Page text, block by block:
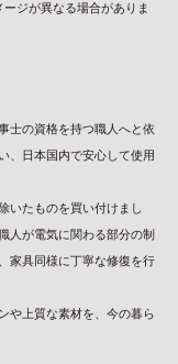
ジが異なる場合がありま
士の資格を持つ職人へと依
、日本国内で安心して使用
いたものを買い付けまし
人が電気に関わる部分の制
家具同様に丁寧な修復を行
や上質な素材を、今の暮ら